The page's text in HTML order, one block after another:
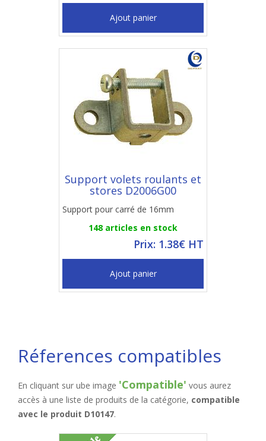
Ajout panier
Support volets roulants et
stores D2006G00
Support pour carré de 16mm
148 articles en stock
Prix: 1.38€ HT
Ajout panier
Réferences compatibles
En cliquant sur ube image 'Compatible' vous aurez
accès à une liste de produits de la catégorie, compatible
avec le produit D10147.